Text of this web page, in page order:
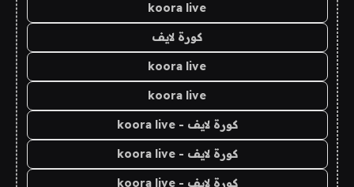
koora live
كورة لايف
koora live
koora live
كورة لايف - koora live
كورة لايف - koora live
كورة لايف - koora live